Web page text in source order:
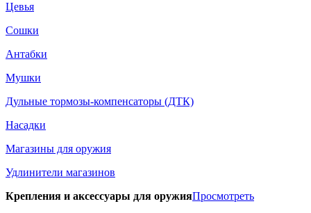
Цевья
Сошки
Антабки
Мушки
Дульные тормозы-компенсаторы (ДТК)
Насадки
Магазины для оружия
Удлинители магазинов
Крепления и аксессуары для оружияПросмотреть